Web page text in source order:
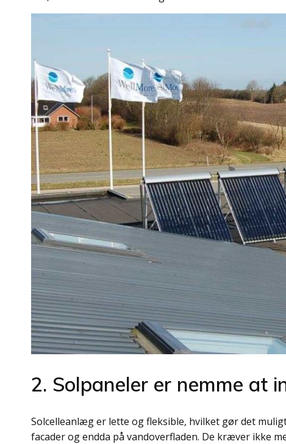
2. Solpaneler er nemme at
Solcelleanlæg er lette og fleksible, hvilket gør det
facader og endda på vandoverfladen. De kræver ikke